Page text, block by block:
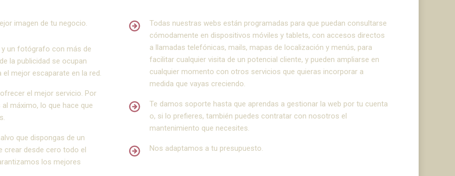
imagen de tu negocio.
y un fotógrafo con más de
la publicidad se ocupan
mejor escaparate en la red.
el mejor servicio. Por
máximo, lo que hace que
que dispongas de un
crear desde cero todo el
los mejores
Todas nuestras webs están programadas para que puedan consultarse
cómodamente en dispositivos móviles y tablets, con accesos directos
a llamadas telefónicas, mails, mapas de localización y menús, para
facilitar cualquier visita de un potencial cliente, y pueden ampliarse en
cualquier momento con otros servicios que quieras incorporar a
medida que vayas creciendo.
Te damos soporte hasta que aprendas a gestionar la web por tu cuenta
o, si lo prefieres, también puedes contratar con nosotros el
mantenimiento que necesites.
Nos adaptamos a tu presupuesto.